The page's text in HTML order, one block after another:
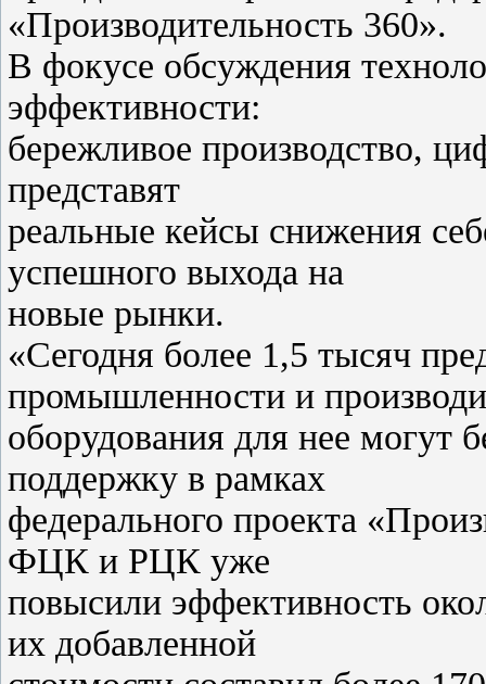
«Производительность 360».
В фокусе обсуждения
эффективности:
бережливое производство,
представят
реальные кейсы снижения
успешного выхода на
новые рынки.
«Сегодня более 1,5 тысяч
промышленности и
оборудования для нее могут
поддержку в рамках
федерального проекта
ФЦК и РЦК уже
повысили эффективность
их добавленной